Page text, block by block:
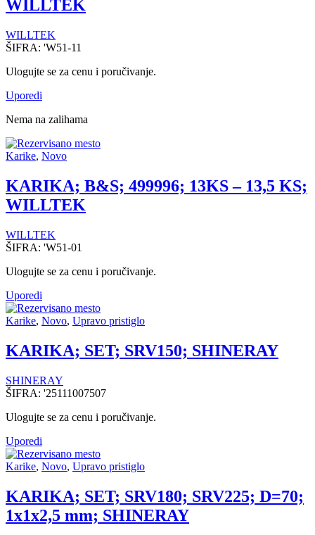
WILLTEK
WILLTEK
ŠIFRA: 'W51-11
Ulogujte se za cenu i poručivanje.
Uporedi
Nema na zalihama
Karike, Novo
KARIKA; B&S; 499996; 13KS – 13,5 KS;
WILLTEK
WILLTEK
ŠIFRA: 'W51-01
Ulogujte se za cenu i poručivanje.
Uporedi
Karike, Novo, Upravo pristiglo
KARIKA; SET; SRV150; SHINERAY
SHINERAY
ŠIFRA: '25111007507
Ulogujte se za cenu i poručivanje.
Uporedi
Karike, Novo, Upravo pristiglo
KARIKA; SET; SRV180; SRV225; D=70;
1x1x2,5 mm; SHINERAY